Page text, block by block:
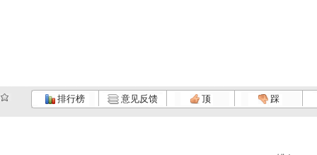
排行榜 意见反馈 顶 踩